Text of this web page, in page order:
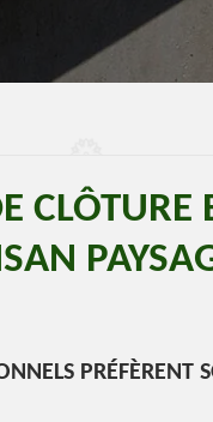
CLÔTURE
PRÉFÈRENT